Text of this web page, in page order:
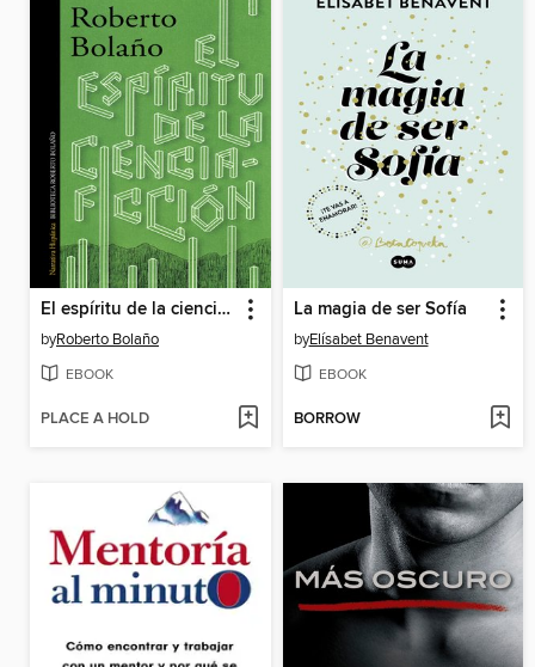
El espíritu de la ciencia-ficción
byRoberto Bolaño
EBOOK
PLACE A HOLD
La magia de ser Sofía
byElísabet Benavent
EBOOK
BORROW